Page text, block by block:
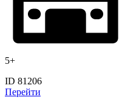
5+
ID 81206
Перейти